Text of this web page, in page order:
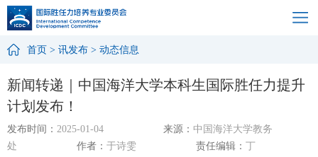
首页 > 讯发布 > 动态信息
新闻转递｜中国海洋大学本科生国际胜任力提升
计划发布！
发布时间： 2025-01-04 来源： 中国海洋大学教务
处
作者： 于诗雯 责任编辑： 丁